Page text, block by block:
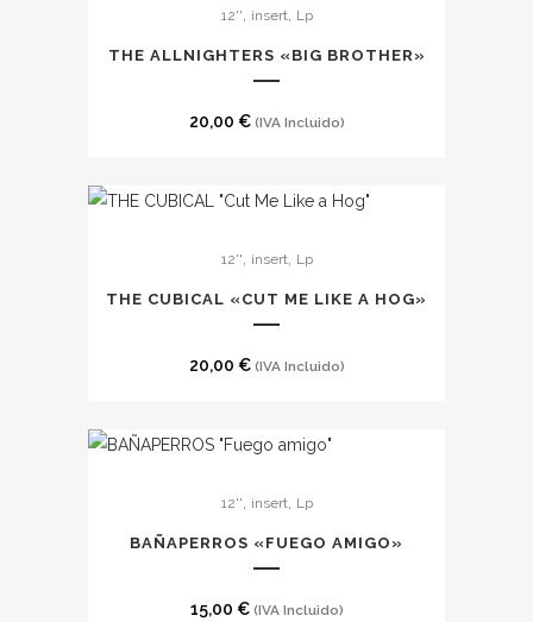
12'' insert, Lp
THE ALLNIGHTERS «BIG BROTHER»
20,00 € (IVA Incluido)
12'' insert, Lp
THE CUBICAL «CUT ME LIKE A HOG»
20,00 € (IVA Incluido)
12'' insert, Lp
BA​Ñ​APERROS «FUEGO AMIGO»
15,00 € (IVA Incluido)